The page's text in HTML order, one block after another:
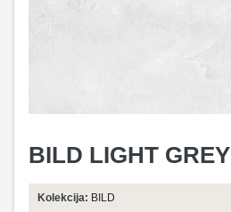
BILD LIGHT
Kolekcija: BILD